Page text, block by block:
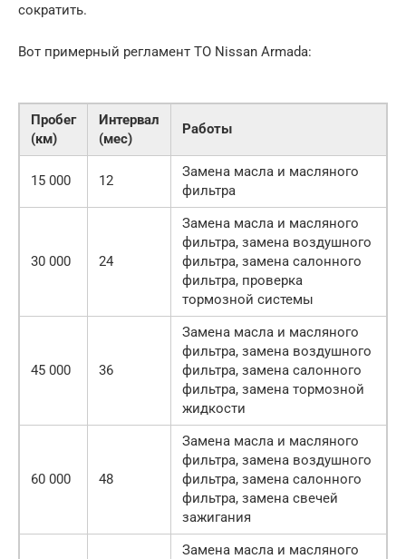
сократить.
Вот примерный регламент ТО Nissan Armada:
Пробег
(км)
Интервал
(мес)
Работы
15 000 12
Замена масла и масляного
фильтра
30 000 24
Замена масла и масляного
фильтра, замена воздушного
фильтра, замена салонного
фильтра, проверка
тормозной системы
45 000 36
Замена масла и масляного
фильтра, замена воздушного
фильтра, замена салонного
фильтра, замена тормозной
жидкости
60 000 48
Замена масла и масляного
фильтра, замена воздушного
фильтра, замена салонного
фильтра, замена свечей
зажигания
Замена масла и масляного